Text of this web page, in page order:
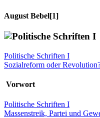
August Bebel[1]
Politische Schriften I
Sozialreform oder
Vorwort
Politische Schriften I
Massenstreik, Partei und